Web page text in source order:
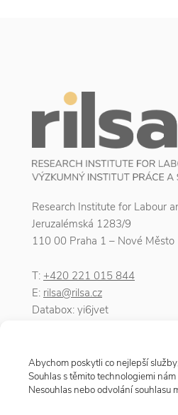
Abychom poskytli co nejlepší
Souhlas s těmito technologiemi
Nesouhlas nebo odvolání souhlasu
Research Institute for Labour
Jeruzalémská 1283/9
110 00 Praha 1 – Nové Město
T: +420 221 015 844
E: rilsa@rilsa.cz
Databox: yi6jvet
VAT number: CZ00025950